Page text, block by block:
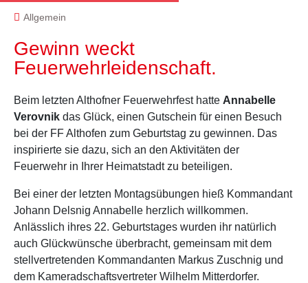
Allgemein
Gewinn weckt
Feuerwehrleidenschaft.
Beim letzten Althofner Feuerwehrfest hatte Annabelle
Verovnik das Glück, einen Gutschein für einen Besuch
bei der FF Althofen zum Geburtstag zu gewinnen. Das
inspirierte sie dazu, sich an den Aktivitäten der
Feuerwehr in Ihrer Heimatstadt zu beteiligen.
Bei einer der letzten Montagsübungen hieß Kommandant
Johann Delsnig Annabelle herzlich willkommen.
Anlässlich ihres 22. Geburtstages wurden ihr natürlich
auch Glückwünsche überbracht, gemeinsam mit dem
stellvertretenden Kommandanten Markus Zuschnig und
dem Kameradschaftsvertreter Wilhelm Mitterdorfer.